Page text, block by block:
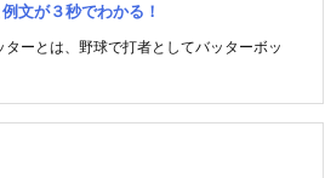
文が３秒でわかる！
ターとは、野球で打者としてバッターボッ